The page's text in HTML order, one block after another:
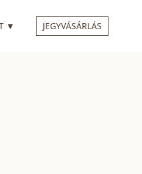
▼ RENDELKEZIK ALMENÜVEL
JEGYVÁSÁRLÁS